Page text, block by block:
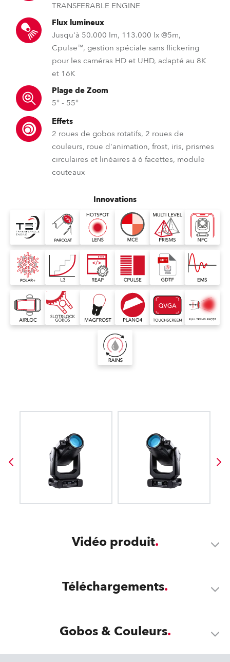
TRANSFERABLE ENGINE
Flux lumineux
Jusqu'à 50.000 lm, 113.000 lx @5m,
Cpulse™, gestion spéciale sans flickering
pour les caméras HD et UHD, adapté au 8K
et 16K
Plage de Zoom
5° - 55°
Effets
2 roues de gobos rotatifs, 2 roues de
couleurs, roue d'animation, frost, iris, prismes
circulaires et linéaires à 6 facettes, module
couteaux
Innovations
Vidéo produit
Téléchargements
Gobos & Couleurs